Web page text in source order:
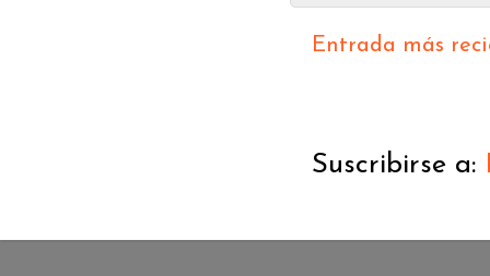
Entrada más
Suscribirse a: